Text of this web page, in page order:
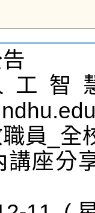
工
員_全
講座分